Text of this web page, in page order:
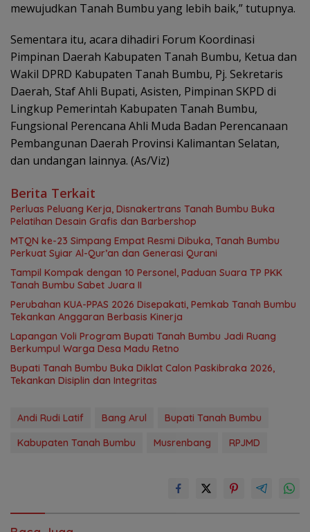
mewujudkan Tanah Bumbu yang lebih baik,” tutupnya.
Sementara itu, acara dihadiri Forum Koordinasi
Pimpinan Daerah Kabupaten Tanah Bumbu, Ketua dan
Wakil DPRD Kabupaten Tanah Bumbu, Pj. Sekretaris
Daerah, Staf Ahli Bupati, Asisten, Pimpinan SKPD di
Lingkup Pemerintah Kabupaten Tanah Bumbu,
Fungsional Perencana Ahli Muda Badan Perencanaan
Pembangunan Daerah Provinsi Kalimantan Selatan,
dan undangan lainnya. (As/Viz)
Berita Terkait
Perluas Peluang Kerja, Disnakertrans Tanah Bumbu Buka
Pelatihan Desain Grafis dan Barbershop
MTQN ke-23 Simpang Empat Resmi Dibuka, Tanah Bumbu
Perkuat Syiar Al-Qur’an dan Generasi Qurani
Tampil Kompak dengan 10 Personel, Paduan Suara TP PKK
Tanah Bumbu Sabet Juara II
Perubahan KUA-PPAS 2026 Disepakati, Pemkab Tanah Bumbu
Tekankan Anggaran Berbasis Kinerja
Lapangan Voli Program Bupati Tanah Bumbu Jadi Ruang
Berkumpul Warga Desa Madu Retno
Bupati Tanah Bumbu Buka Diklat Calon Paskibraka 2026,
Tekankan Disiplin dan Integritas
Andi Rudi Latif Bang Arul
Bupati Tanah Bumbu
Kabupaten Tanah Bumbu
Musrenbang RPJMD